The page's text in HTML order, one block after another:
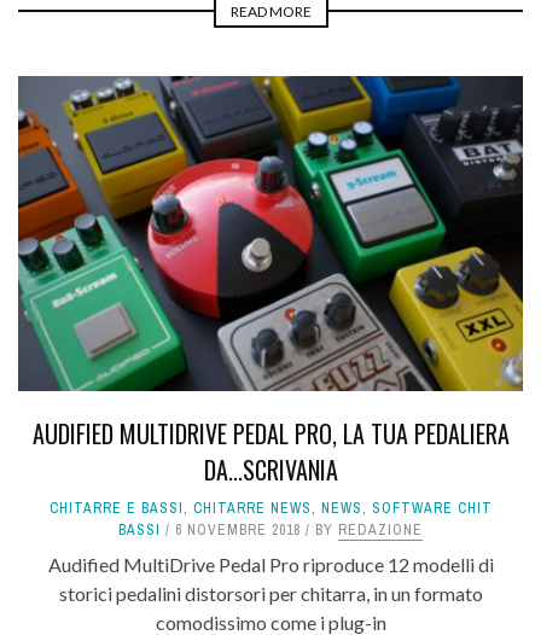
READ MORE
AUDIFIED MULTIDRIVE PEDAL PRO, LA TUA PEDALIERA
DA...SCRIVANIA
CHITARRE E BASSI, CHITARRE NEWS, NEWS, SOFTWARE CHIT
BASSI
6 NOVEMBRE 2018 BY REDAZIONE
Audified MultiDrive Pedal Pro riproduce 12 modelli di
storici pedalini distorsori per chitarra, in un formato
comodissimo come i plug-in